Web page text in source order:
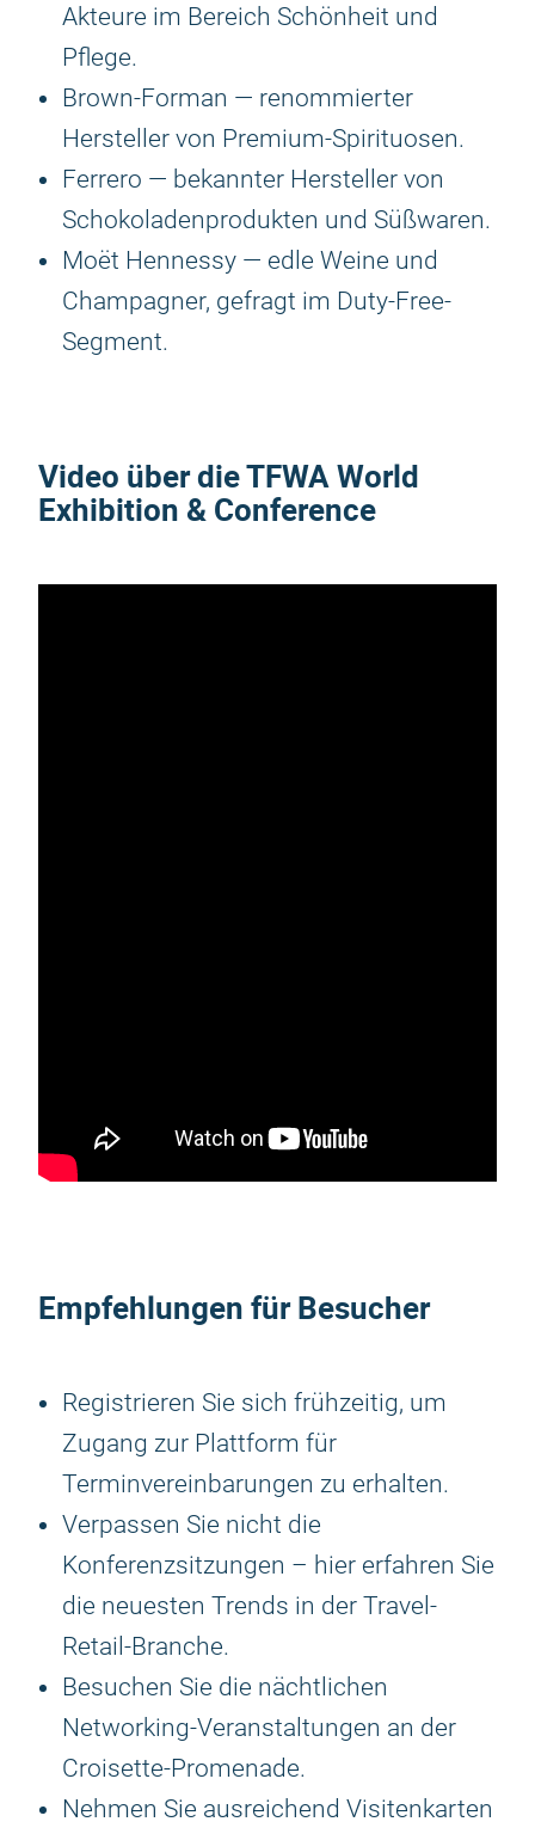
Akteure im Bereich Schönheit und
Pflege.
Brown-Forman — renommierter
Hersteller von Premium-Spirituosen.
Ferrero — bekannter Hersteller von
Schokoladenprodukten und Süßwaren.
Moët Hennessy — edle Weine und
Champagner, gefragt im Duty-Free-
Segment.
Video über die TFWA World
Exhibition & Conference
Empfehlungen für Besucher
Registrieren Sie sich frühzeitig, um
Zugang zur Plattform für
Terminvereinbarungen zu erhalten.
Verpassen Sie nicht die
Konferenzsitzungen – hier erfahren Sie
die neuesten Trends in der Travel-
Retail-Branche.
Besuchen Sie die nächtlichen
Networking-Veranstaltungen an der
Croisette-Promenade.
Nehmen Sie ausreichend Visitenkarten